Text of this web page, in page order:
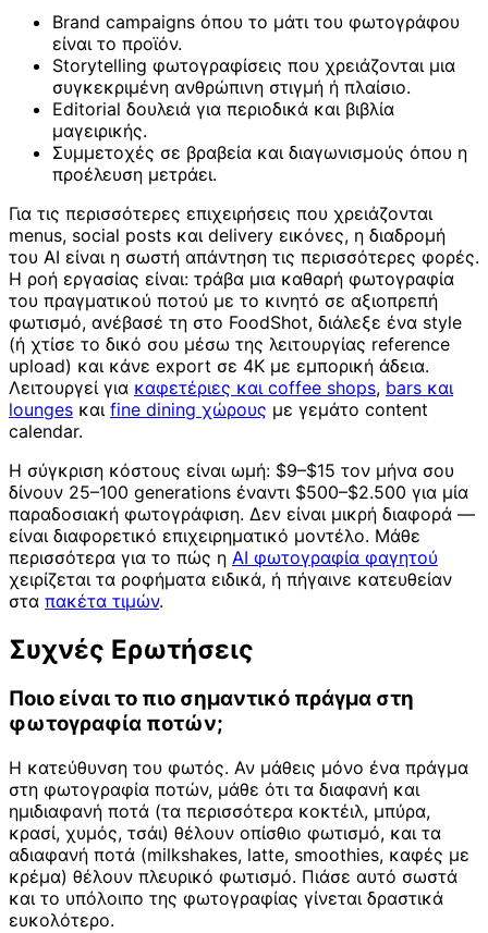
Brand campaigns όπου το μάτι του φωτογράφου
είναι το προϊόν.
Storytelling φωτογραφίσεις που χρειάζονται μια
συγκεκριμένη ανθρώπινη στιγμή ή πλαίσιο.
Editorial δουλειά για περιοδικά και βιβλία
μαγειρικής.
Συμμετοχές σε βραβεία και διαγωνισμούς όπου η
προέλευση μετράει.
Για τις περισσότερες επιχειρήσεις που χρειάζονται
menus, social posts και delivery εικόνες, η διαδρομή
του AI είναι η σωστή απάντηση τις περισσότερες φορές.
Η ροή εργασίας είναι: τράβα μια καθαρή φωτογραφία
του πραγματικού ποτού με το κινητό σε αξιοπρεπή
φωτισμό, ανέβασέ τη στο FoodShot, διάλεξε ένα style
(ή χτίσε το δικό σου μέσω της λειτουργίας reference
upload) και κάνε export σε 4K με εμπορική άδεια.
Λειτουργεί για καφετέριες και coffee shops, bars και
lounges και fine dining χώρους με γεμάτο content
calendar.
Η σύγκριση κόστους είναι ωμή: $9–$15 τον μήνα σου
δίνουν 25–100 generations έναντι $500–$2.500 για μία
παραδοσιακή φωτογράφιση. Δεν είναι μικρή διαφορά —
είναι διαφορετικό επιχειρηματικό μοντέλο. Μάθε
περισσότερα για το πώς η AI φωτογραφία φαγητού
χειρίζεται τα ροφήματα ειδικά, ή πήγαινε κατευθείαν
στα πακέτα τιμών.
Συχνές Ερωτήσεις
Ποιο είναι το πιο σημαντικό πράγμα στη
φωτογραφία ποτών;
Η κατεύθυνση του φωτός. Αν μάθεις μόνο ένα πράγμα
στη φωτογραφία ποτών, μάθε ότι τα διαφανή και
ημιδιαφανή ποτά (τα περισσότερα κοκτέιλ, μπύρα,
κρασί, χυμός, τσάι) θέλουν οπίσθιο φωτισμό, και τα
αδιαφανή ποτά (milkshakes, latte, smoothies, καφές με
κρέμα) θέλουν πλευρικό φωτισμό. Πιάσε αυτό σωστά
και το υπόλοιπο της φωτογραφίας γίνεται δραστικά
ευκολότερο.